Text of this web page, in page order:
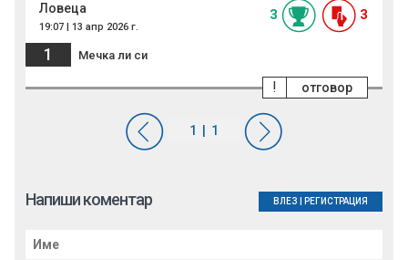
Ловеца
19:07 | 13 апр 2026 г.
3 3
1 Мечка ли си
отговор
!
Напиши коментар ВЛЕЗ РЕГИСТРАЦИЯ